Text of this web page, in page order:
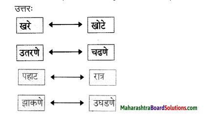
उत्तरः